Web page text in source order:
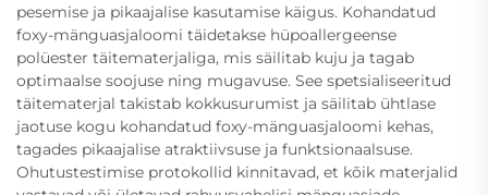
pesemise ja pikaajalise kasutamise käigus. Kohandatud
foxy-mänguasjaloomi täidetakse hüpoallergeense
polüester täitematerjaliga, mis säilitab kuju ja tagab
optimaalse soojuse ning mugavuse. See spetsialiseeritud
täitematerjal takistab kokkusurumist ja säilitab ühtlase
jaotuse kogu kohandatud foxy-mänguasjaloomi kehas,
tagades pikaajalise atraktiivsuse ja funktsionaalsuse.
Ohutustestimise protokollid kinnitavad, et kõik materjalid